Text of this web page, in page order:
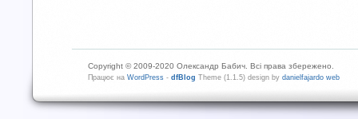
Copyright © 2009-2020 Олександр Бабич. Всі права збережено.
Працює на WordPress - dfBlog Theme (1.1.5) design by danielfajardo web